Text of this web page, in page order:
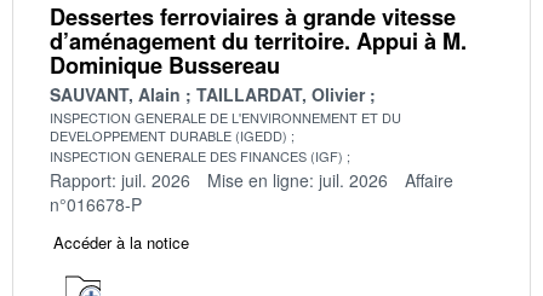
Dessertes ferroviaires à grande vitesse
d’aménagement du territoire. Appui à M.
Dominique Bussereau
SAUVANT, Alain TAILLARDAT, Olivier
INSPECTION GENERALE DE L'ENVIRONNEMENT ET DU
DEVELOPPEMENT DURABLE (IGEDD)
INSPECTION GENERALE DES FINANCES (IGF)
Rapport: juil. 2026 Mise en ligne: juil. 2026
Affaire
n°016678-P
Accéder à la notice